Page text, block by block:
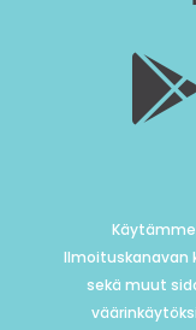

Ilmoituskanavan
sekä muut